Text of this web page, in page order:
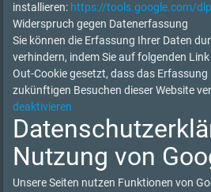
installieren: https://tools.google.com/
Widerspruch gegen Datenerfassung
Sie können die Erfassung Ihrer Daten
verhindern, indem Sie auf folgenden
Out-Cookie gesetzt, dass das Erfassung
zukünftigen Besuchen dieser Website
deaktivieren
Nutzung von
Unsere Seiten nutzen Funktionen von